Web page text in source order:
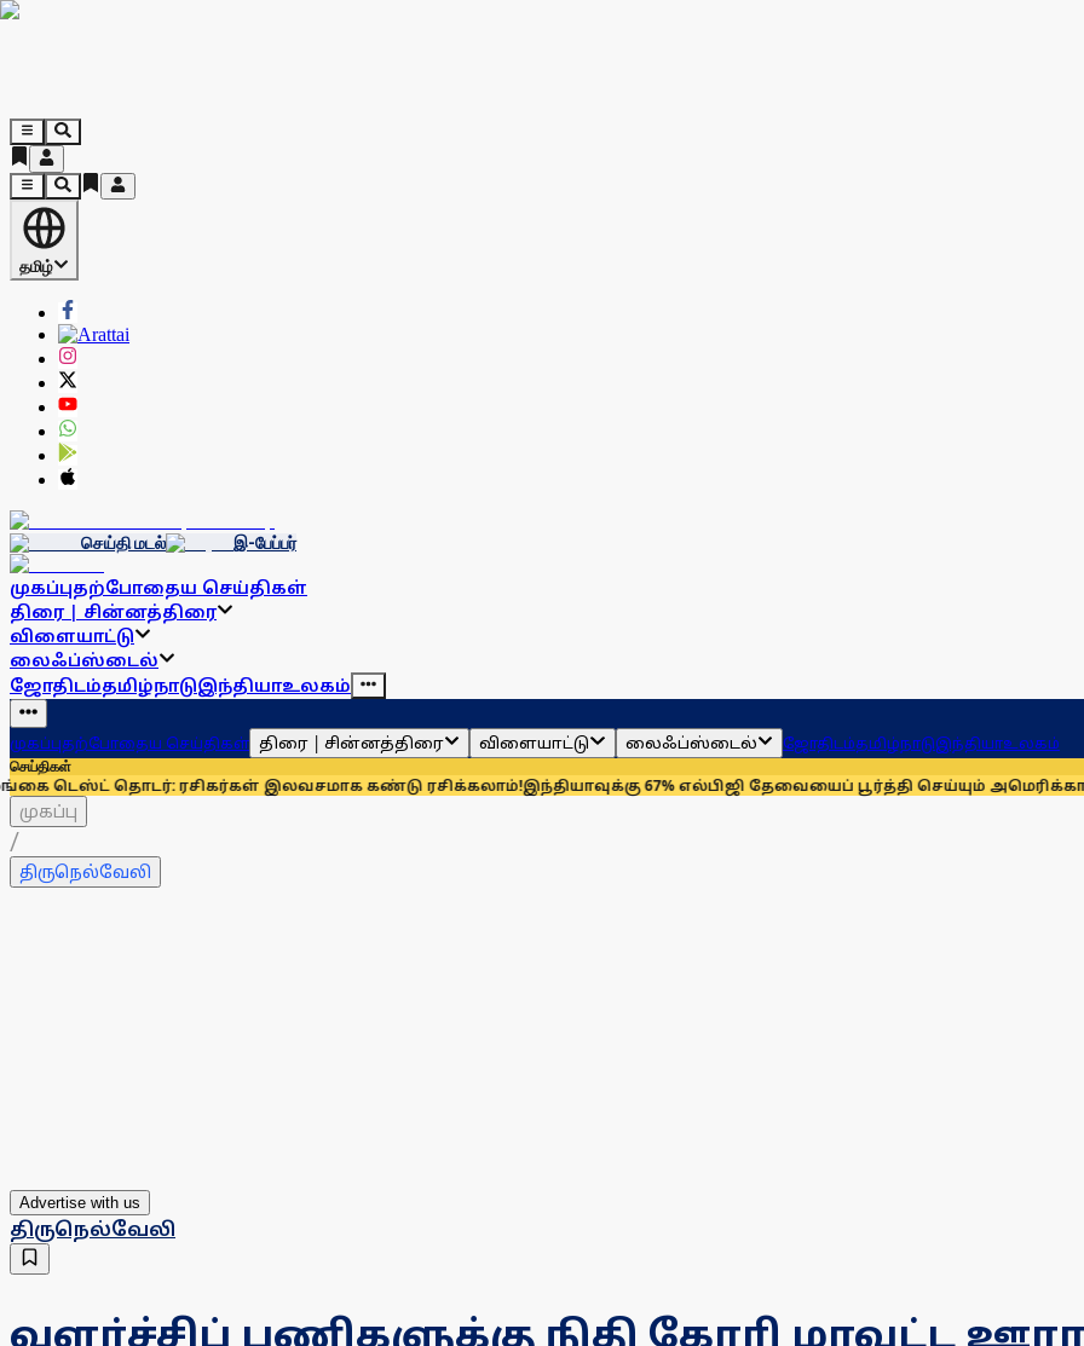
தமிழ்
செய்தி மடல் இ-பேப்பர்
முகப்புதற்போதைய செய்திகள்
திரை | சின்னத்திரை
விளையாட்டு
லைஃப்ஸ்டைல்
ஜோதிடம்தமிழ்நாடுஇந்தியாஉலகம்
முகப்புதற்போதைய செய்திகள் திரை | சின்னத்திரை விளையாட்டு லைஃப்ஸ்டைல் ஜோதிடம்தமிழ்நாடுஇந்தியாஉலகம்
செய்திகள்
ரசிகர்கள் இலவசமாக கண்டு ரசிக்கலாம்!இந்தியாவுக்கு 67% எல்பிஜி தேவையைப் பூர்த்தி செய்யும் அமெரிக்கா! செயின்ட்
முகப்பு
/
திருநெல்வேலி
Advertise with us
திருநெல்வேலி
வளா்ச்சிப் பணிகளுக்கு நிதி கோரி மாவட்ட